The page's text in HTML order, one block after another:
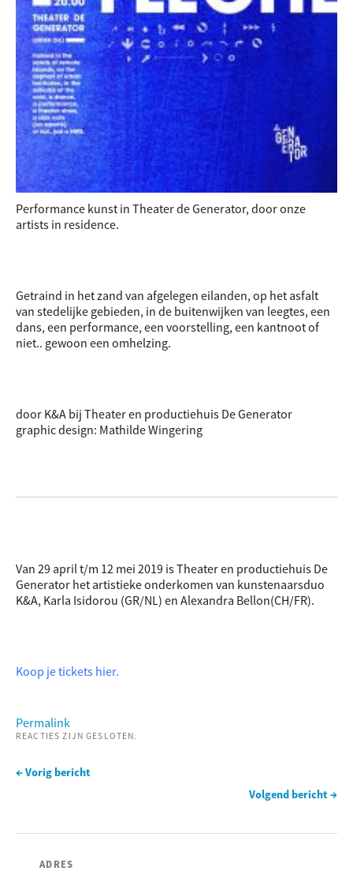
Performance kunst in Theater de Generator, door onze
artists in residence.
Getraind in het zand van afgelegen eilanden, op het asfalt
van stedelijke gebieden, in de buitenwijken van leegtes, een
dans, een performance, een voorstelling, een kantnoot of
niet.. gewoon een omhelzing.
door K&A bij Theater en productiehuis De Generator
graphic design: Mathilde Wingering
Van 29 april t/m 12 mei 2019 is Theater en productiehuis De
Generator het artistieke onderkomen van kunstenaarsduo
K&A, Karla Isidorou (GR/NL) en Alexandra Bellon(CH/FR).
Koop je tickets hier.
Permalink
REACTIES ZIJN GESLOTEN.
← Vorig bericht
Volgend bericht →
ADRES